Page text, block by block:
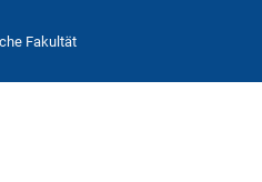
Fakultät